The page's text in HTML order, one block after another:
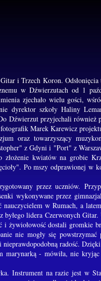
i Trzech Koron.
w Dźwierzutach od 1
zjechało wielu gości,
dyrektor szkoły Haliny
Dźwierzut przyjechali również
fotografik Marek Karewicz
oraz towarzyszący
z Gdyni i "Port" z
złożenie kwiatów na grobie
Po mszy odprawionej w
przez uczniów.
wykonywane przez
w Rumach, a
byłego lidera Czerwonych
i żywiołowość dostali gromkie
nie mogły się powstrzymać
radość.
marynarką - mówiła, nie kryjąc
Instrument na razie jest w